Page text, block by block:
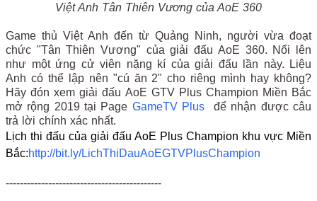
Việt Anh Tân Thiên Vương của AoE 360
Game thủ Việt Anh đến từ Quảng Ninh, người vừa đoạt
chức "Tân Thiên Vương" của giải đấu AoE 360. Nổi lên
như một ứng cử viên nặng kí của giải đấu lần này. Liệu
Anh có thể lập nên "cú ăn 2" cho riêng mình hay không?
Hãy đón xem giải đấu AoE GTV Plus Champion Miền Bắc
mở rộng 2019 tại Page GameTV Plus để nhận được câu
trả lời chính xác nhất.
Lịch thi đấu của giải đấu AoE Plus Champion khu vực Miền
Bắc:http://bit.ly/LichThiDauAoEGTVPlusChampion
--------------------------------------------